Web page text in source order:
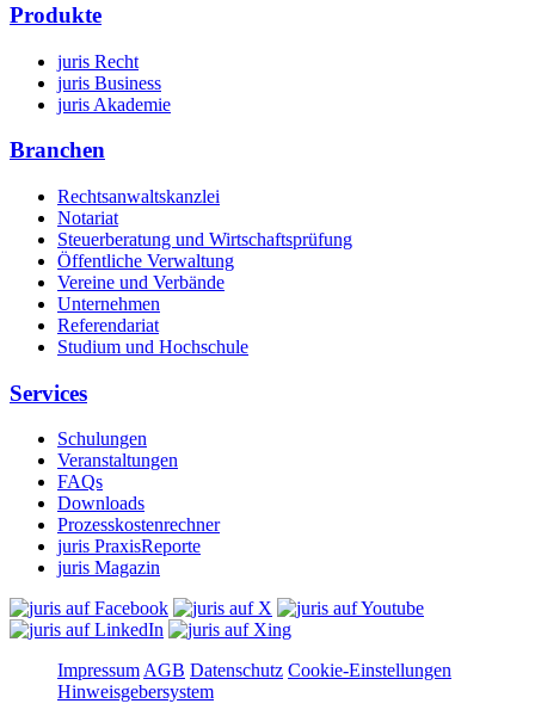
Produkte
juris Recht
juris Business
juris Akademie
Branchen
Rechtsanwaltskanzlei
Notariat
Steuerberatung und Wirtschaftsprüfung
Öffentliche Verwaltung
Vereine und Verbände
Unternehmen
Referendariat
Studium und Hochschule
Services
Schulungen
Veranstaltungen
FAQs
Downloads
Prozesskostenrechner
juris PraxisReporte
juris Magazin
Impressum AGB Datenschutz Cookie-Einstellungen
Hinweisgebersystem